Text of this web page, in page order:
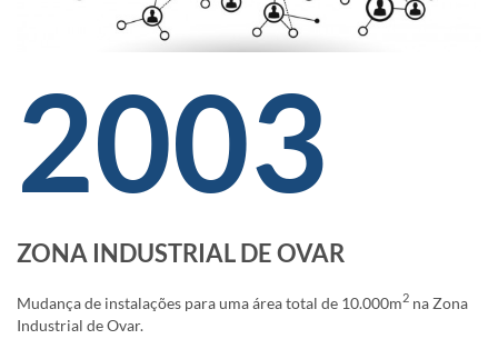
2003
ZONA INDUSTRIAL DE OVAR
Mudança de instalações para uma área total de 10.000m2 na Zona
Industrial de Ovar.